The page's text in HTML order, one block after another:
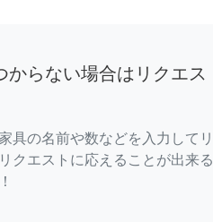
からない場合はリクエス
具の名前や数などを入力してリ
クエストに応えることが出来る